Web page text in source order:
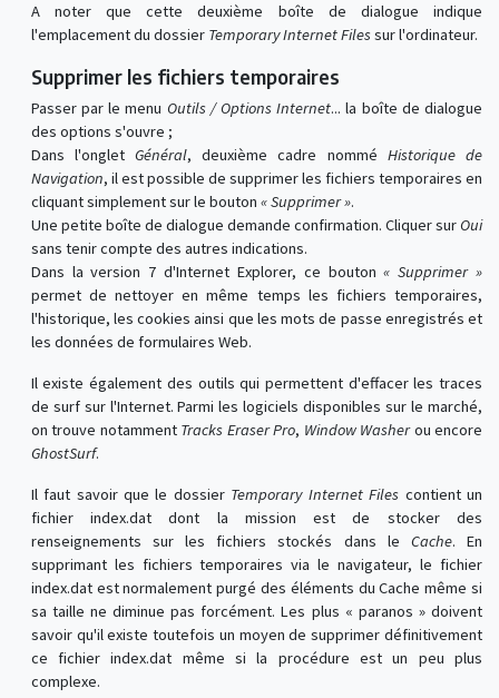
A noter que cette deuxième boîte de dialogue indique
l'emplacement du dossier Temporary Internet Files sur l'ordinateur.
Supprimer les fichiers temporaires
Passer par le menu Outils / Options Internet... la boîte de dialogue
des options s'ouvre ;
Dans l'ongletGénéral, deuxième cadre nommé Historique de
Navigation, il est possible de supprimer les fichiers temporaires en
cliquant simplement sur le bouton « Supprimer ».
Une petite boîte de dialogue demande confirmation. Cliquer surOui
sans tenir compte des autres indications.
Dans la version 7 d'Internet Explorer, ce bouton« Supprimer »
permet de nettoyer en même temps les fichiers temporaires,
l'historique, les cookies ainsi que les mots de passe enregistrés et
les données de formulaires Web.
Il existe également des outils qui permettent d'effacer les traces
de surf sur l'Internet. Parmi les logiciels disponibles sur le marché,
on trouve notamment Tracks Eraser Pro, Window Washerou encore
GhostSurf.
Il faut savoir que le dossier Temporary Internet Files contient un
fichier index.dat dont la mission est de stocker des
renseignements sur les fichiers stockés dans le Cache. En
supprimant les fichiers temporaires via le navigateur, le fichier
index.dat est normalement purgé des éléments du Cache même si
sa taille ne diminue pas forcément. Les plus « paranos » doivent
savoir qu'il existe toutefois un moyen de supprimer définitivement
ce fichier index.dat même si la procédure est un peu plus
complexe.